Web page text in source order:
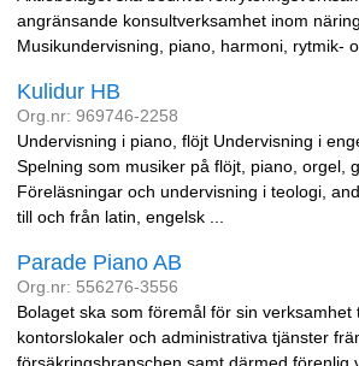
angränsande konsultverksamhet inom
Musikundervisning, piano, harmoni, rytmik-
Kulidur HB
Org.nr: 969746-2258
Undervisning i piano, flöjt Undervisning i
Spelning som musiker på flöjt, piano, orgel,
Föreläsningar och undervisning i teologi,
till och från latin, engelsk ...
Parade Piano AB
Org.nr: 556276-3556
Bolaget ska som föremål för sin verksamhet
kontorslokaler och administrativa tjänster